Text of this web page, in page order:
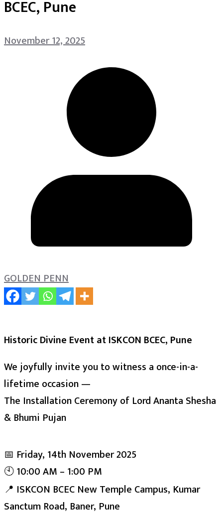
BCEC, Pune
November 12, 2025
GOLDEN PENN
Historic Divine Event at ISKCON BCEC, Pune
We joyfully invite you to witness a once-in-a-
lifetime occasion —
The Installation Ceremony of Lord Ananta Shesha
& Bhumi Pujan
📅 Friday, 14th November 2025
🕙 10:00 AM – 1:00 PM
📍 ISKCON BCEC New Temple Campus, Kumar
Sanctum Road, Baner, Pune